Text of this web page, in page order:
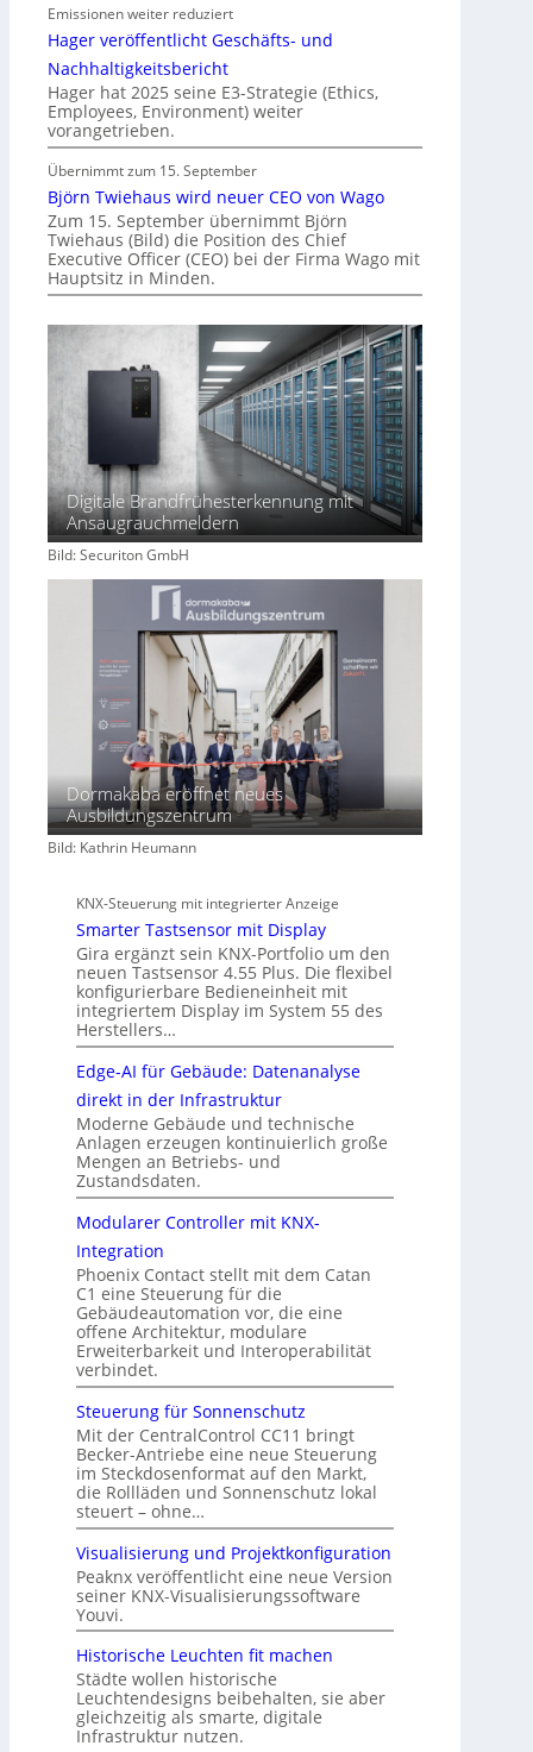
h
a
f
.
Emissionen weiter reduziert
Hager veröffentlicht Geschäfts- und
Nachhaltigkeitsbericht
Hager hat 2025 seine E3-Strategie (Ethics,
Employees, Environment) weiter
vorangetrieben.
Übernimmt zum 15. September
Björn Twiehaus wird neuer CEO von Wago
Zum 15. September übernimmt Björn
Twiehaus (Bild) die Position des Chief
Executive Officer (CEO) bei der Firma Wago mit
Hauptsitz in Minden.
Digitale Brandfrühesterkennung mit
Ansaugrauchmeldern
Bild: Securiton GmbH
Dormakaba eröffnet neues
Ausbildungszentrum
Bild: Kathrin Heumann
KNX-Steuerung mit integrierter Anzeige
Smarter Tastsensor mit Display
Gira ergänzt sein KNX-Portfolio um den
neuen Tastsensor 4.55 Plus. Die flexibel
konfigurierbare Bedieneinheit mit
integriertem Display im System 55 des
Herstellers…
Edge-AI für Gebäude: Datenanalyse
direkt in der Infrastruktur
Moderne Gebäude und technische
Anlagen erzeugen kontinuierlich große
Mengen an Betriebs- und
Zustandsdaten.
Modularer Controller mit KNX-
Integration
Phoenix Contact stellt mit dem Catan
C1 eine Steuerung für die
Gebäudeautomation vor, die eine
offene Architektur, modulare
Erweiterbarkeit und Interoperabilität
verbindet.
Steuerung für Sonnenschutz
Mit der CentralControl CC11 bringt
Becker-Antriebe eine neue Steuerung
im Steckdosenformat auf den Markt,
die Rollläden und Sonnenschutz lokal
steuert – ohne…
Visualisierung und Projektkonfiguration
Peaknx veröffentlicht eine neue Version
seiner KNX-Visualisierungssoftware
Youvi.
Historische Leuchten fit machen
Städte wollen historische
Leuchtendesigns beibehalten, sie aber
gleichzeitig als smarte, digitale
Infrastruktur nutzen.